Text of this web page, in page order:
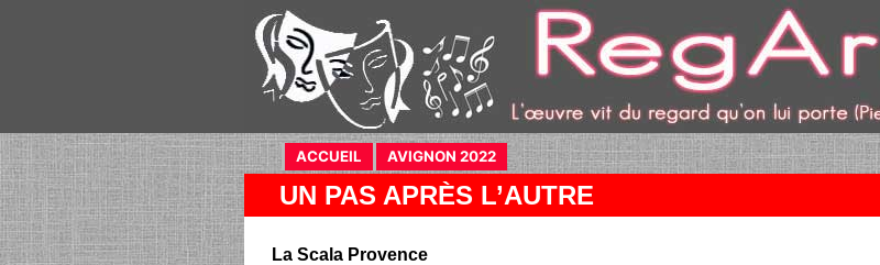
ACCUEIL (current)
AVIGNON 2022 (current)
UN PAS APRÈS L’AUTRE
La Scala Provence